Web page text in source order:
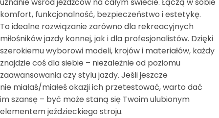
uznanie wśród jeźdźców na całym świecie. Łączą w sobie
komfort, funkcjonalność, bezpieczeństwo i estetykę.
To idealne rozwiązanie zarówno dla rekreacyjnych
miłośników jazdy konnej, jak i dla profesjonalistów. Dzięki
szerokiemu wyborowi modeli, krojów i materiałów, każdy
znajdzie coś dla siebie – niezależnie od poziomu
zaawansowania czy stylu jazdy. Jeśli jeszcze
nie miałaś/miałeś okazji ich przetestować, warto dać
im szansę – być może staną się Twoim ulubionym
elementem jeździeckiego stroju.